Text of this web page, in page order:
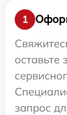
1
оставьте
запрос